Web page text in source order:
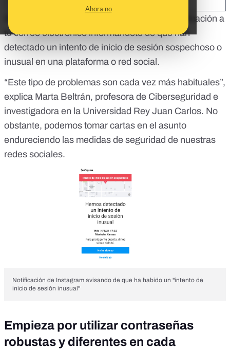
Ahora no
Seguro que alguna vez te ha llegado una notificación a
tu correo electrónico informándote de que han
detectado un intento de inicio de sesión sospechoso o
inusual en una plataforma o red social.
“Este tipo de problemas son cada vez más habituales”,
explica Marta Beltrán, profesora de Ciberseguridad e
investigadora en la Universidad Rey Juan Carlos. No
obstante, podemos tomar cartas en el asunto
endureciendo las medidas de seguridad de nuestras
redes sociales.
Notificación de Instagram avisando de que ha habido un "intento de
inicio de sesión inusual"
Empieza por utilizar contraseñas
robustas y diferentes en cada